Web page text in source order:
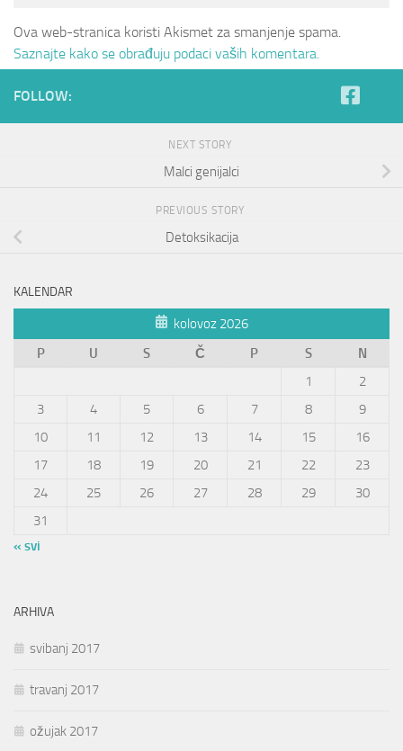
Ova web-stranica koristi Akismet za smanjenje spama.
Saznajte kako se obrađuju podaci vaših komentara.
FOLLOW:
NEXT STORY
Malci genijalci
PREVIOUS STORY
Detoksikacija
KALENDAR
kolovoz 2026
P
U S Č P S
N
1
2
3
4 5 6 7 8
9
10
11 12 13 14 15
16
17
18 19 20 21 22
23
24
25 26 27 28 29
30
31
« svi
ARHIVA
svibanj 2017
travanj 2017
ožujak 2017